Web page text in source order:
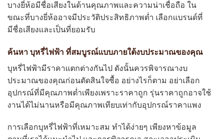
บางยี่ห้อมีชื่อเสียงในด้านคุณภาพและความน่าเชื่อถือ ใน
ขณะที่บางยี่ห้ออาจมีประวัติประสิทธิภาพต่ำ เลือกแบรนด์ที่
มีชื่อเสียงและเป็นที่ยอมรับ
ค้นหา บุหรี่ไฟฟ้า ที่สมบูรณ์แบบภายใต้งบประมาณของคุณ
บุหรี่ไฟฟ้ามีราคาแตกต่างกันไป ดังนั้นควรพิจารณางบ
ประมาณของคุณก่อนตัดสินใจซื้อ อย่างไรก็ตาม อย่าเลือก
อุปกรณ์ที่มีคุณภาพต่ำเพียงเพราะราคาถูก รุ่นราคาถูกอาจใช้
งานได้ไม่นานหรือมีคุณภาพเทียบเท่ากับอุปกรณ์ราคาแพง
การเลือกบุหรี่ไฟฟ้าที่เหมาะสม ทำได้ง่ายๆ เพียงหาข้อมูล